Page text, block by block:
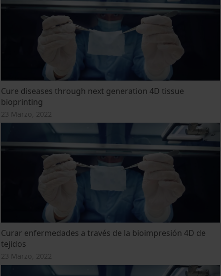
Cure diseases through next generation 4D tissue
bioprinting
23 Marzo, 2022
Curar enfermedades a través de la bioimpresión 4D de
tejidos
23 Marzo, 2022